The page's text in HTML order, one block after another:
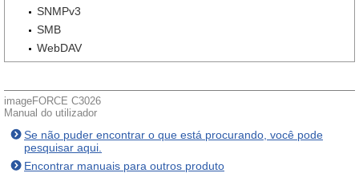
SNMPv3
SMB
WebDAV
imageFORCE C3026
Manual do utilizador
Se não puder encontrar o que está procurando, você pode
pesquisar aqui.
Encontrar manuais para outros produto